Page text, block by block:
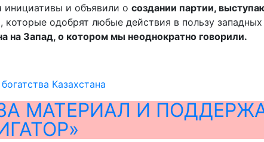
и объявили о создании партии,
одобрят любые действия в пользу
на Запад, о котором мы неоднократно говорили.
Казахстана
МАТЕРИАЛ И